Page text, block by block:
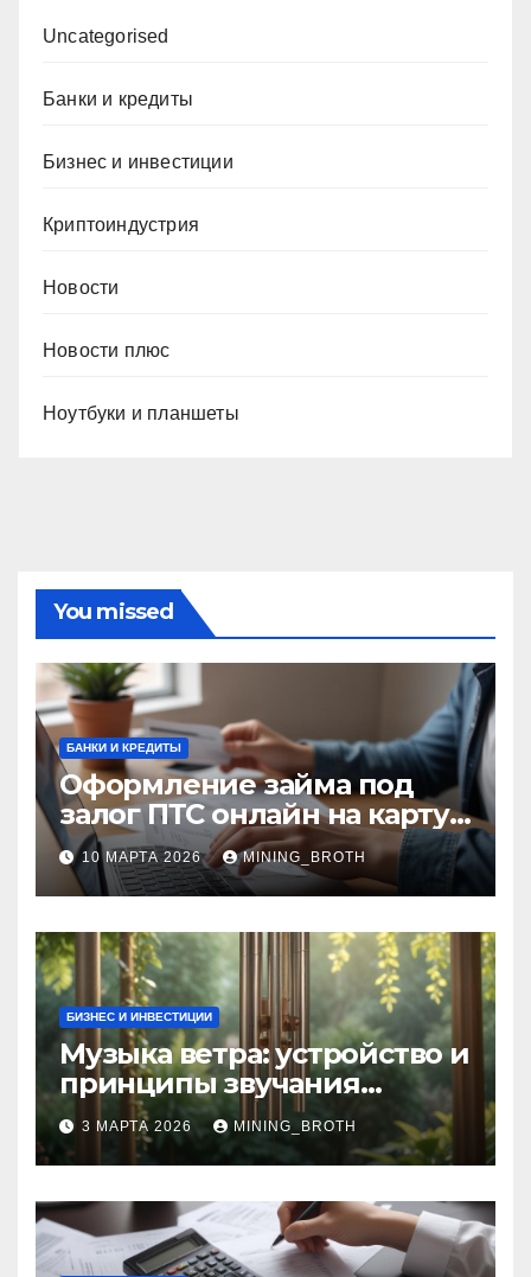
Uncategorised
Банки и кредиты
Бизнес и инвестиции
Криптоиндустрия
Новости
Новости плюс
Ноутбуки и планшеты
You missed
БАНКИ И КРЕДИТЫ
Оформление займа под
залог ПТС онлайн на карту
без визита в офис: порядок,
требования и документы
10 МАРТА 2026 MINING_BROTH
БИЗНЕС И ИНВЕСТИЦИИ
Музыка ветра: устройство и
принципы звучания
колокольчиков
3 МАРТА 2026 MINING_BROTH